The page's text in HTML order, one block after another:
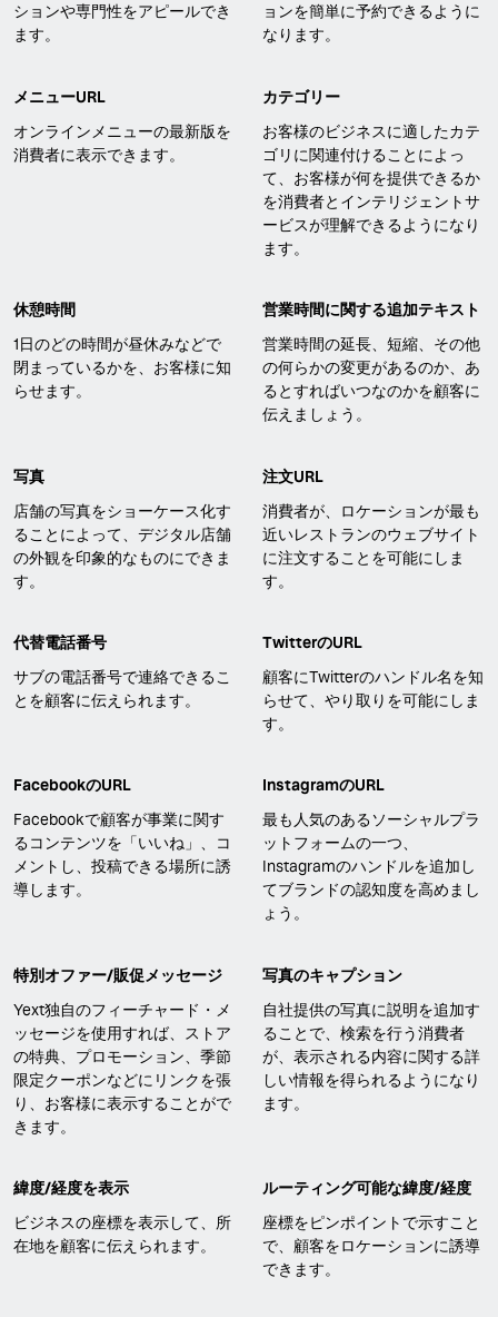
ションや専門性をアピールでき
ます。
ョンを簡単に予約できるように
なります。
メニューURL
オンラインメニューの最新版を
消費者に表示できます。
カテゴリー
お客様のビジネスに適したカテ
ゴリに関連付けることによっ
て、お客様が何を提供できるか
を消費者とインテリジェントサ
ービスが理解できるようになり
ます。
休憩時間
1日のどの時間が昼休みなどで
閉まっているかを、お客様に知
らせます。
営業時間に関する追加テキスト
営業時間の延長、短縮、その他
の何らかの変更があるのか、あ
るとすればいつなのかを顧客に
伝えましょう。
写真
店舗の写真をショーケース化す
ることによって、デジタル店舗
の外観を印象的なものにできま
す。
注文URL
消費者が、ロケーションが最も
近いレストランのウェブサイト
に注文することを可能にしま
す。
代替電話番号
サブの電話番号で連絡できるこ
とを顧客に伝えられます。
TwitterのURL
顧客にTwitterのハンドル名を知
らせて、やり取りを可能にしま
す。
FacebookのURL
Facebookで顧客が事業に関す
るコンテンツを「いいね」、コ
メントし、投稿できる場所に誘
導します。
InstagramのURL
最も人気のあるソーシャルプラ
ットフォームの一つ、
Instagramのハンドルを追加し
てブランドの認知度を高めまし
ょう。
特別オファー/販促メッセージ
Yext独自のフィーチャード・メ
ッセージを使用すれば、ストア
の特典、プロモーション、季節
限定クーポンなどにリンクを張
り、お客様に表示することがで
きます。
写真のキャプション
自社提供の写真に説明を追加す
ることで、検索を行う消費者
が、表示される内容に関する詳
しい情報を得られるようになり
ます。
緯度/経度を表示
ビジネスの座標を表示して、所
在地を顧客に伝えられます。
ルーティング可能な緯度/経度
座標をピンポイントで示すこと
で、顧客をロケーションに誘導
できます。